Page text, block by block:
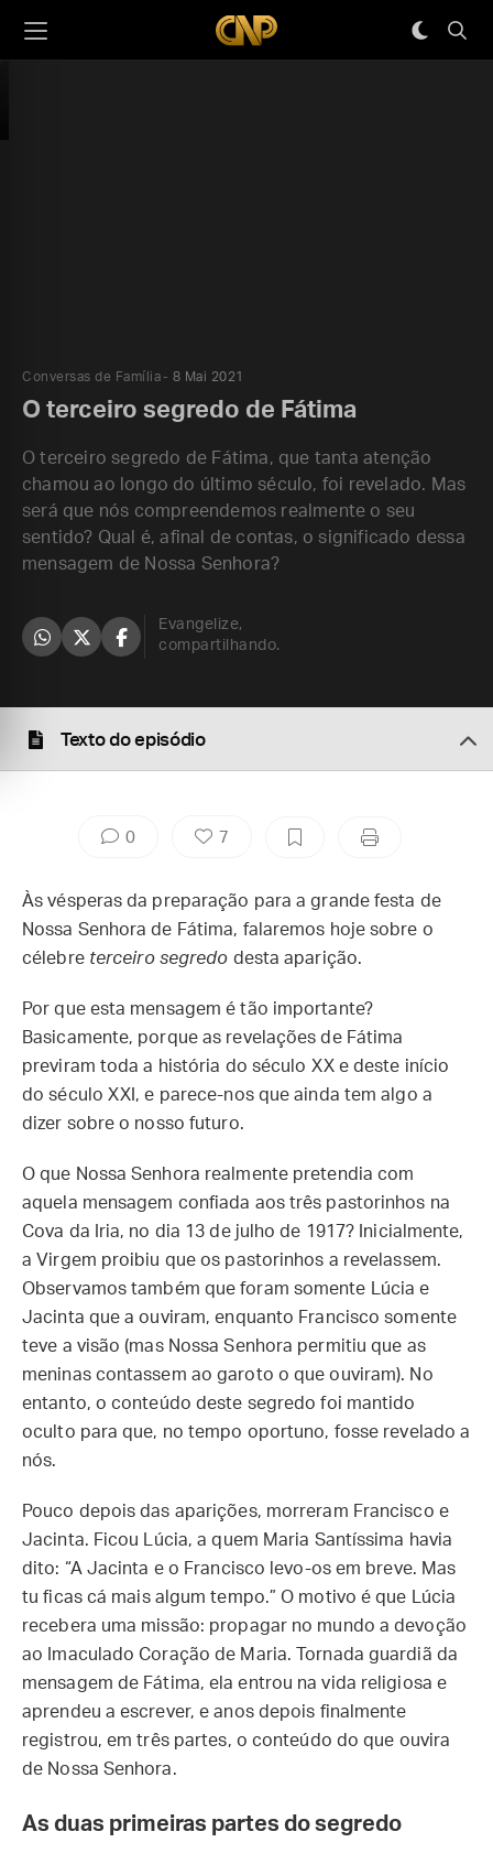
Conversas de Família 8 Mai 2021
O terceiro segredo de Fátima
O terceiro segredo de Fátima, que tanta atenção
chamou ao longo do último século, foi revelado. Mas
será que nós compreendemos realmente o seu
sentido? Qual é, afinal de contas, o significado dessa
mensagem de Nossa Senhora?
Evangelize,
compartilhando.
Texto do episódio
0 7
Às vésperas da preparação para a grande festa de
Nossa Senhora de Fátima, falaremos hoje sobre o
célebre terceiro segredo desta aparição.
Por que esta mensagem é tão importante?
Basicamente, porque as revelações de Fátima
previram toda a história do século XX e deste início
do século XXI, e parece-nos que ainda tem algo a
dizer sobre o nosso futuro.
O que Nossa Senhora realmente pretendia com
aquela mensagem confiada aos três pastorinhos na
Cova da Iria, no dia 13 de julho de 1917? Inicialmente,
a Virgem proibiu que os pastorinhos a revelassem.
Observamos também que foram somente Lúcia e
Jacinta que a ouviram, enquanto Francisco somente
teve a visão (mas Nossa Senhora permitiu que as
meninas contassem ao garoto o que ouviram). No
entanto, o conteúdo deste segredo foi mantido
oculto para que, no tempo oportuno, fosse revelado a
nós.
Pouco depois das aparições, morreram Francisco e
Jacinta. Ficou Lúcia, a quem Maria Santíssima havia
dito: “A Jacinta e o Francisco levo-os em breve. Mas
tu ficas cá mais algum tempo.” O motivo é que Lúcia
recebera uma missão: propagar no mundo a devoção
ao Imaculado Coração de Maria. Tornada guardiã da
mensagem de Fátima, ela entrou na vida religiosa e
aprendeu a escrever, e anos depois finalmente
registrou, em três partes, o conteúdo do que ouvira
de Nossa Senhora.
As duas primeiras partes do segredo